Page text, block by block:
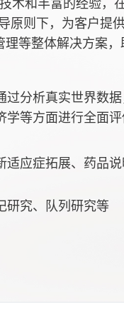
术和丰富的经验，
原则下，为客户提
等整体解决方案，
过分析真实世界数
学等方面进行全面
适应症拓展、药品
研究、队列研究等